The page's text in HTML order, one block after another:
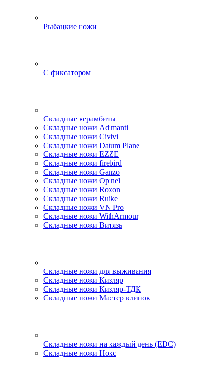
Рыбацкие ножи
С фиксатором
Складные керамбиты
Складные ножи Adimanti
Складные ножи Civivi
Складные ножи Datum Plane
Складные ножи EZZE
Складные ножи firebird
Складные ножи Ganzo
Складные ножи Opinel
Складные ножи Roxon
Складные ножи Ruike
Складные ножи VN Pro
Складные ножи WithArmour
Складные ножи Витязь
Складные ножи для выживания
Складные ножи Кизляр
Складные ножи Кизляр-ТДК
Складные ножи Мастер клинок
Складные ножи на каждый день (EDC)
Складные ножи Нокс